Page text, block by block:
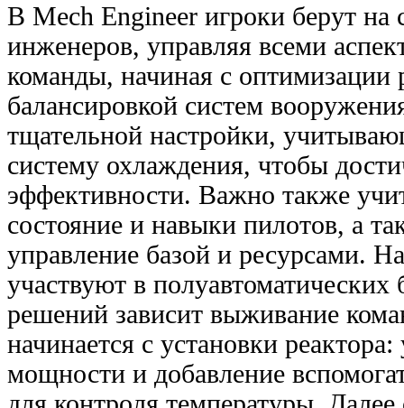
В Mech Engineer игроки берут на
инженеров, управляя всеми
команды, начиная с оптимизации
балансировкой систем
тщательной настройки,
систему охлаждения, чтобы
эффективности. Важно также
состояние и навыки пилотов, а
управление базой и ресурсами.
участвуют в полуавтоматических
решений зависит выживание
начинается с установки реактора:
мощности и добавление